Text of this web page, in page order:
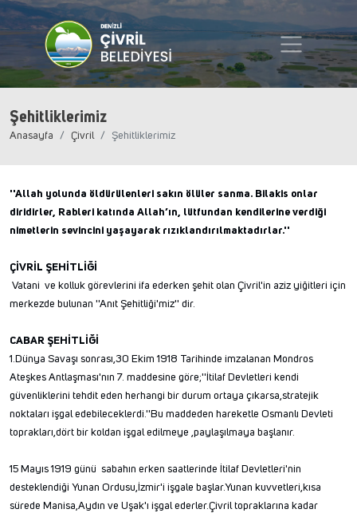
Şehitliklerimiz
Anasayfa Çivril Şehitliklerimiz
''Allah yolunda öldürülenleri sakın ölüler sanma. Bilakis onlar
diridirler, Rableri katında Allah’ın, lütfundan kendilerine verdiği
nimetlerin sevincini yaşayarak rızıklandırılmaktadırlar.''
ÇİVRİL ŞEHİTLİĞİ
Vatani ve kolluk görevlerini ifa ederken şehit olan Çivril'in aziz yiğitleri için
merkezde bulunan ''Anıt Şehitliği'miz'' dir.
CABAR ŞEHİTLİĞİ
1.Dünya Savaşı sonrası,30 Ekim 1918 Tarihinde imzalanan Mondros
Ateşkes Antlaşması'nın 7. maddesine göre;''İtilaf Devletleri kendi
güvenliklerini tehdit eden herhangi bir durum ortaya çıkarsa,stratejik
noktaları işgal edebileceklerdi.''Bu maddeden hareketle Osmanlı Devleti
toprakları,dört bir koldan işgal edilmeye ,paylaşılmaya başlanır.
15 Mayıs 1919 günü sabahın erken saatlerinde İtilaf Devletleri'nin
desteklendiği Yunan Ordusu,İzmir'i işgale başlar.Yunan kuvvetleri,kısa
sürede Manisa,Aydın ve Uşak'ı işgal ederler.Çivril topraklarına kadar